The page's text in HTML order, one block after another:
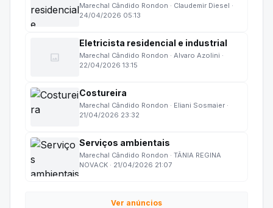
Marechal Cândido Rondon · Claudemir Diesel ·
24/04/2026 05:13
image
Eletricista residencial e industrial
Marechal Cândido Rondon · Alvaro Azolini ·
22/04/2026 13:15
Costureira
Marechal Cândido Rondon · Eliani Sosmaier ·
21/04/2026 23:32
Serviços ambientais
Marechal Cândido Rondon · TÂNIA REGINA
NOVACK · 21/04/2026 21:07
Ver anúncios